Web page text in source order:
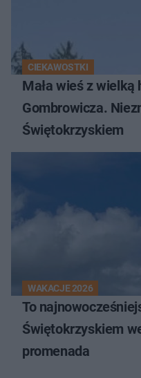
CIEKAWOSTKI
Mała wieś z
Gombrowicza.
Świętokrzyskiem
WAKACJE 2026
To
Świętokrzyskiem
promenada